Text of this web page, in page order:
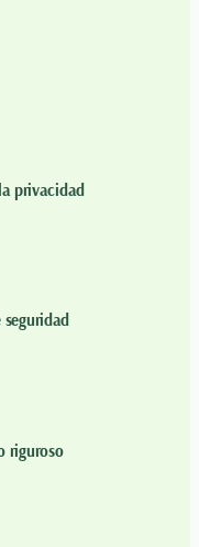
privacidad
riguroso